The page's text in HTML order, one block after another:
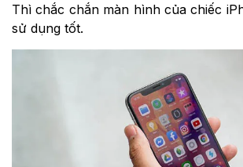
Thì chắc chắn màn hình của chiếc
sử dụng tốt.